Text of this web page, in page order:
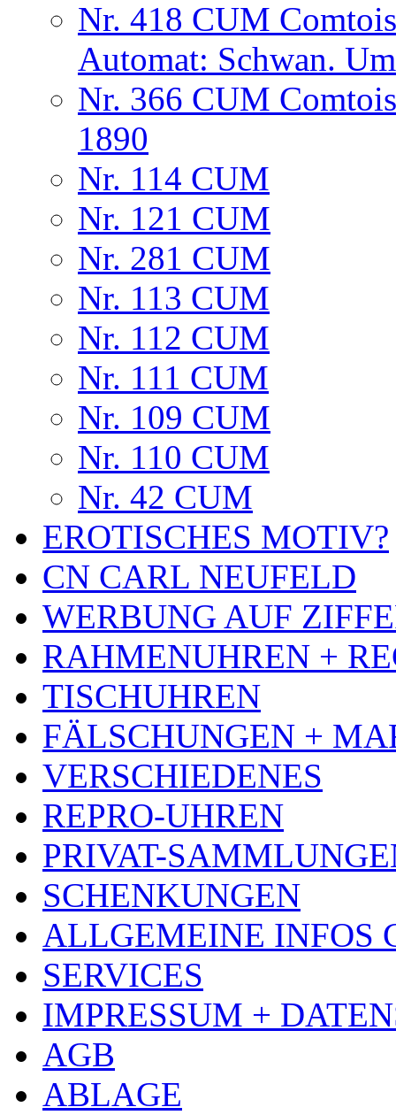
Nr. 418 CUM
Automat: Schwan.
Nr. 366 CUM
1890
Nr. 114 CUM
Nr. 121 CUM
Nr. 281 CUM
Nr. 113 CUM
Nr. 112 CUM
Nr. 111 CUM
Nr. 109 CUM
Nr. 110 CUM
Nr. 42 CUM
EROTISCHES MOTIV?
CN CARL NEUFELD
WERBUNG AUF
RAHMENUHREN +
TISCHUHREN
FÄLSCHUNGEN +
VERSCHIEDENES
REPRO-UHREN
PRIVAT-
SCHENKUNGEN
ALLGEMEINE INFOS
SERVICES
IMPRESSUM +
AGB
ABLAGE